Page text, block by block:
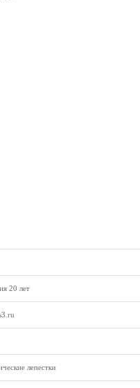
20 лет
лепестки